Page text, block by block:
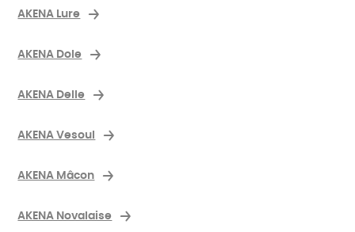
AKENA Lure
AKENA Dole
AKENA Delle
AKENA Vesoul
AKENA Mâcon
AKENA Novalaise